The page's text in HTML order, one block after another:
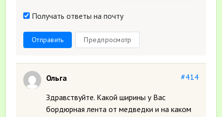
Получать ответы на почту
Отправить Предпросмотр
#414
Ольга
Здравствуйте. Какой ширины у Вас
бордюрная лента от медведки и на каком